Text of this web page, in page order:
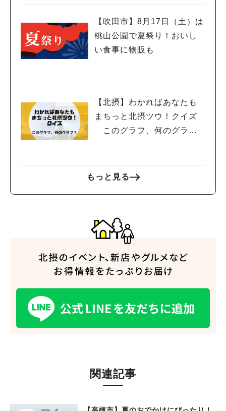
【吹田市】8月17日（土）は
桃山公園で夏祭り！おいし
い食事に物販も
【北摂】わかればあなたも
まちっと北摂ツウ！クイズ
このグラフ、何のグラ
もっと見る
関連記事
人気のキーワード
#今週どこいく？#自然とふれあう#ランチ#カフェ#まとめ
#教えたい／教えて投稿記事#大阪学院大 商品開発プロジェクト